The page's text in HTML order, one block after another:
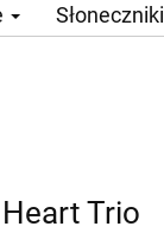
Słoneczniki
Heart Trio